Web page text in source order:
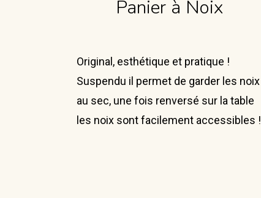
Panier à Noix
Original, esthétique et pratique !
Suspendu il permet de garder les noix
au sec, une fois renversé sur la table
les noix sont facilement accessibles !